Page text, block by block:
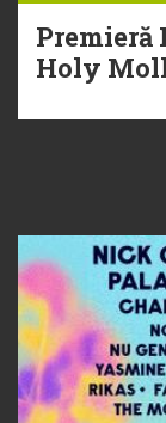
Premieră
Holy